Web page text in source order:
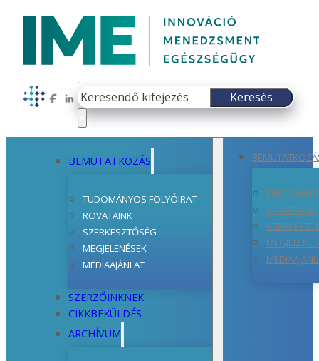
Follow us on Facebook
Follow us on LinkedIn
Keresés
Keresés
BEMUTATKOZÁS
TUDOMÁNYOS FOLYÓIRAT
ROVATAINK
SZERKESZTŐSÉG
MEGJELENÉSEK
MÉDIAAJÁNLAT
SZERZŐINKNEK
CIKKBEKÜLDÉS
ARCHÍVUM
ROVATAINK